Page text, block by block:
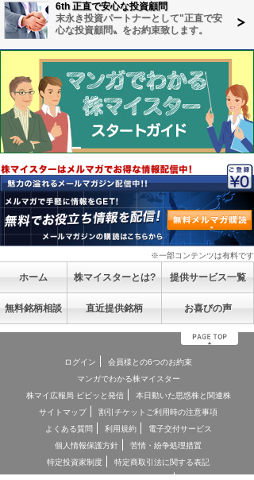
6th 正直で安心な投資顧問
末永き投資パートナーとして"正直で安
心な投資顧問〟をお約束致します。
※一部コンテンツは有料です
ホーム 株マイスターとは? 提供サービス一覧
無料銘柄相談 直近提供銘柄 お喜びの声
ログイン
会員様との6つのお約束
マンガでわかる株マイスター
株マイ広報局 ビビッと発信
本日動いた思惑株と関連株
サイトマップ
割引チケットご利用時の注意事項
よくある質問
利用規約
電子交付サービス
個人情報保護方針
苦情・紛争処理措置
特定投資家制度
特定商取引法に関する表記